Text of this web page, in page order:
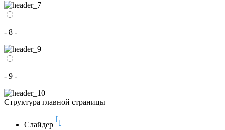
- 8 -
- 9 -
Структура главной страницы
Слайдер